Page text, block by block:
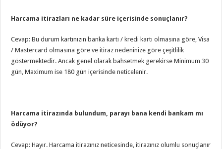
Harcama itirazları ne kadar süre içerisinde sonuçlanır?
Cevap: Bu durum kartınızın banka kartı / kredi kartı olmasına göre, Visa
/ Mastercard olmasına göre ve itiraz nedeninize göre çeşitlilik
göstermektedir. Ancak genel olarak bahsetmek gerekirse Minimum 30
gün, Maximum ise 180 gün içerisinde neticelenir.
Harcama itirazında bulundum, parayı bana kendi bankam mı
ödüyor?
Cevap: Hayır. Harcama itirazınız neticesinde, itirazınız olumlu sonuçlanır